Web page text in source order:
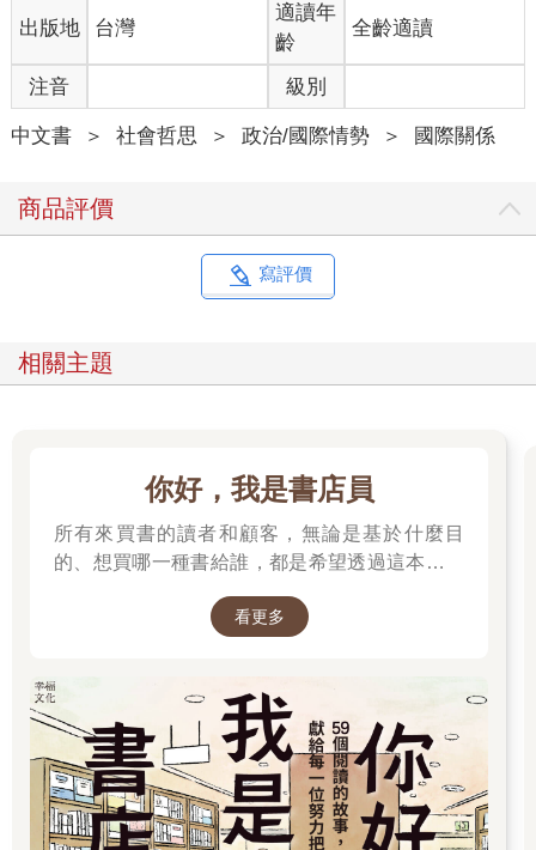
出版地 台灣
適讀年
齡
全齡適讀
注音 級別
中文書 ＞ 社會哲思 ＞ 政治/國際情勢 ＞ 國際關係
商品評價
寫評價
相關主題
你好，我是書店員
所有來買書的讀者和顧客，無論是基於什麼目
的、想買哪一種書給誰，都是希望透過這本書來
看更多